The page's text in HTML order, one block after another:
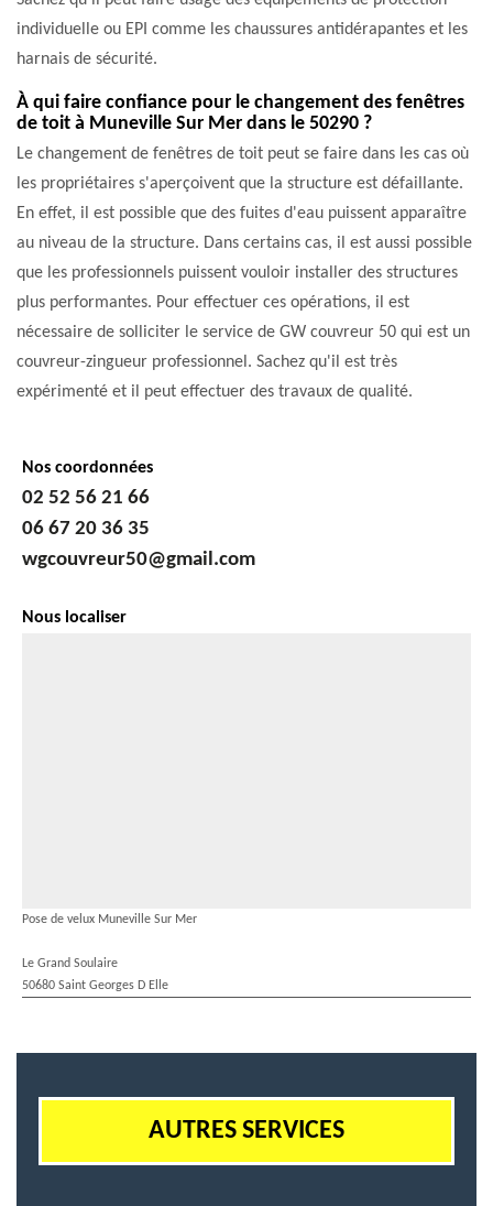
individuelle ou EPI comme les chaussures antidérapantes et les
harnais de sécurité.
À qui faire confiance pour le changement des fenêtres
de toit à Muneville Sur Mer dans le 50290 ?
Le changement de fenêtres de toit peut se faire dans les cas où
les propriétaires s'aperçoivent que la structure est défaillante.
En effet, il est possible que des fuites d'eau puissent apparaître
au niveau de la structure. Dans certains cas, il est aussi possible
que les professionnels puissent vouloir installer des structures
plus performantes. Pour effectuer ces opérations, il est
nécessaire de solliciter le service de GW couvreur 50 qui est un
couvreur-zingueur professionnel. Sachez qu'il est très
expérimenté et il peut effectuer des travaux de qualité.
Nos coordonnées
02 52 56 21 66
06 67 20 36 35
wgcouvreur50@gmail.com
Nous localiser
Pose de velux Muneville Sur Mer
Le Grand Soulaire
50680 Saint Georges D Elle
AUTRES SERVICES